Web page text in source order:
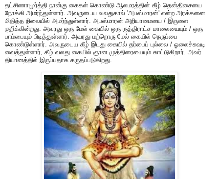
தட்சிணாமூர்த்தி நான்கு கைகள் கொண்டு ஆலமரத்தின் கீழ் தென்திசையை
நோக்கி அமர்ந்துள்ளார். அவருடைய வலதுகால் 'அபஸ்மாரன்' என்ற அரக்கனை
மிதித்த நிலையில் அமர்ந்துள்ளார். அபஸ்மாரன் அறியாமையை / இருளை
குறிக்கின்றது. அவரது ஒரு மேல் கையில் ஒரு ருத்திராட்ச மாலையையும் / ஒரு
பாம்பையும் பிடித்துள்ளார். அவரது மற்றொரு மேல் கையில் நெருப்பை
கொண்டுள்ளார். அவருடைய கீழ் இடது கையில் தர்பைப் புல்லை / ஓலைச்சுவடி
வைத்துள்ளார், கீழ் வலது கையில் ஞான முத்திரையையும் காட்டுகிறார். அவர்
தியானத்தில் இருப்பதாக கருதப்படுகிறது.